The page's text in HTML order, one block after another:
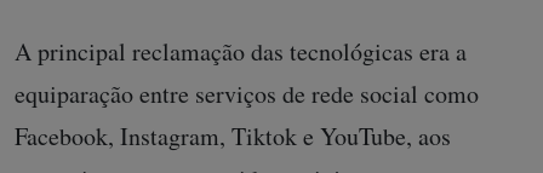
A principal reclamação das tecnológicas era a
equiparação entre serviços de rede social como
Facebook, Instagram, Tiktok e YouTube, aos